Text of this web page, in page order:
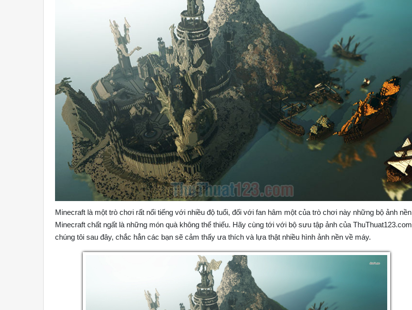
Minecraft là một trò chơi rất nổi tiếng với nhiều độ tuổi, đối với fan hâm một của trò chơi này những bộ ảnh nền
Minecraft chất ngất là những món quà không thể thiếu. Hãy cùng tới với bộ sưu tập ảnh của ThuThuat123.com
chúng tôi sau đây, chắc hẳn các bạn sẽ cảm thấy ưa thích và lựa thật nhiều hình ảnh nền về máy.